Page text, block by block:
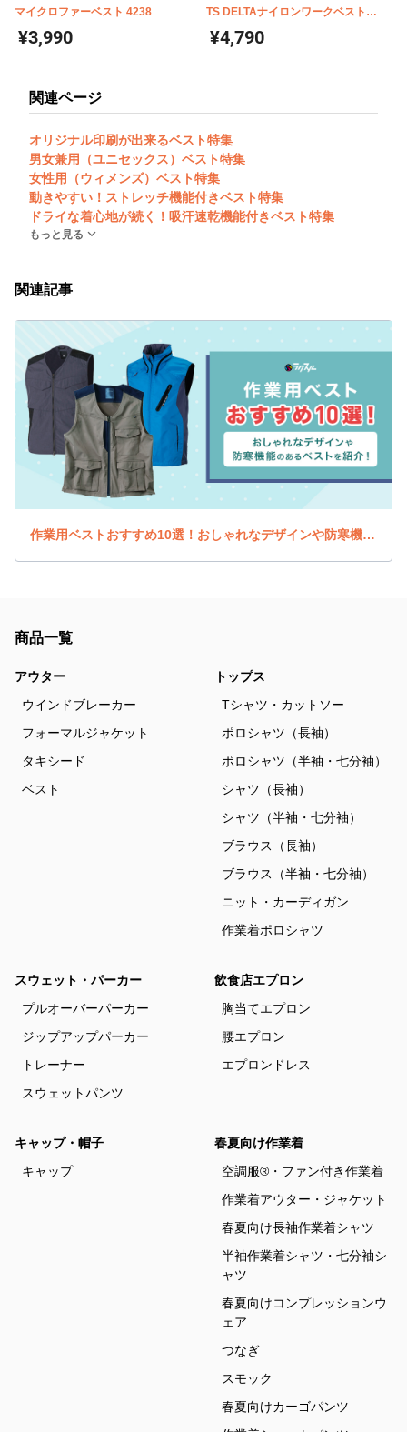
マイクロファーベスト 4238
¥3,990
TS DELTAナイロンワークベスト
5438
¥4,790
関連ページ
オリジナル印刷が出来るベスト特集
男女兼用（ユニセックス）ベスト特集
女性用（ウィメンズ）ベスト特集
動きやすい！ストレッチ機能付きベスト特集
ドライな着心地が続く！吸汗速乾機能付きベスト特集
もっと見る
関連記事
作業用ベストおすすめ10選！おしゃれなデザインや防寒機能のあるベストを紹介！
商品一覧
アウター
ウインドブレーカー
フォーマルジャケット
タキシード
ベスト
トップス
Tシャツ・カットソー
ポロシャツ（長袖）
ポロシャツ（半袖・七分袖）
シャツ（長袖）
シャツ（半袖・七分袖）
ブラウス（長袖）
ブラウス（半袖・七分袖）
ニット・カーディガン
作業着ポロシャツ
スウェット・パーカー
プルオーバーパーカー
ジップアップパーカー
トレーナー
スウェットパンツ
飲食店エプロン
胸当てエプロン
腰エプロン
エプロンドレス
キャップ・帽子
キャップ
春夏向け作業着
空調服®・ファン付き作業着
作業着アウター・ジャケット
春夏向け長袖作業着シャツ
半袖作業着シャツ・七分袖シ
ャツ
春夏向けコンプレッションウ
ェア
つなぎ
スモック
春夏向けカーゴパンツ